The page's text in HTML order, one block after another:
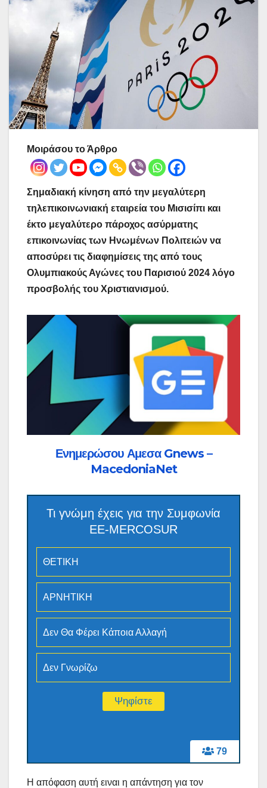
Μοιράσου το Άρθρο
Σημαδιακή κίνηση από την μεγαλύτερη
τηλεπικοινωνιακή εταιρεία του Μισισίπι και
έκτο μεγαλύτερο πάροχος ασύρματης
επικοινωνίας των Ηνωμένων Πολιτειών να
αποσύρει τις διαφημίσεις της από τους
Ολυμπιακούς Αγώνες του Παρισιού 2024 λόγο
προσβολής του Χριστιανισμού.
Ενημερώσου Αμεσα Gnews –
MacedoniaNet
79
Τι γνώμη έχεις για την Συμφωνία
ΕΕ-MERCOSUR
ΘΕΤΙΚΗ
ΑΡΝΗΤΙΚΗ
Δεν Θα Φέρει Κάποια Αλλαγή
Δεν Γνωρίζω
Η απόφαση αυτή ειναι η απάντηση για τον